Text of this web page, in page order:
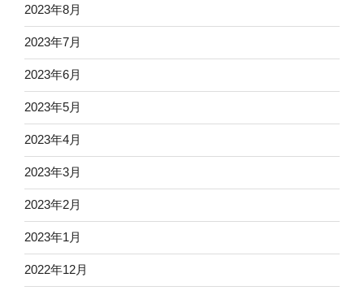
2023年8月
2023年7月
2023年6月
2023年5月
2023年4月
2023年3月
2023年2月
2023年1月
2022年12月